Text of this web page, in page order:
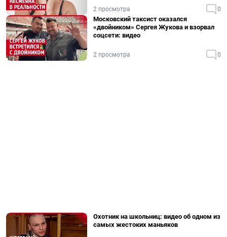
2 просмотра 0
Московский таксист оказался
«двойником» Сергея Жукова и взорвал
соцсети: видео
2 просмотра 0
Охотник на школьниц: видео об одном из
самых жестоких маньяков